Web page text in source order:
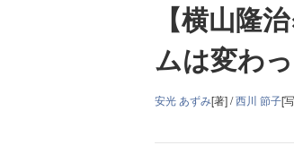
【横山隆
ムは変わ
安光 あずみ[著] /西川 節子[